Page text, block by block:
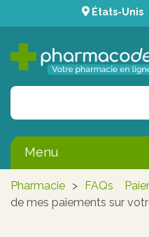
États-Unis
Menu
Pharmacie > FAQs
de mes paiements sur